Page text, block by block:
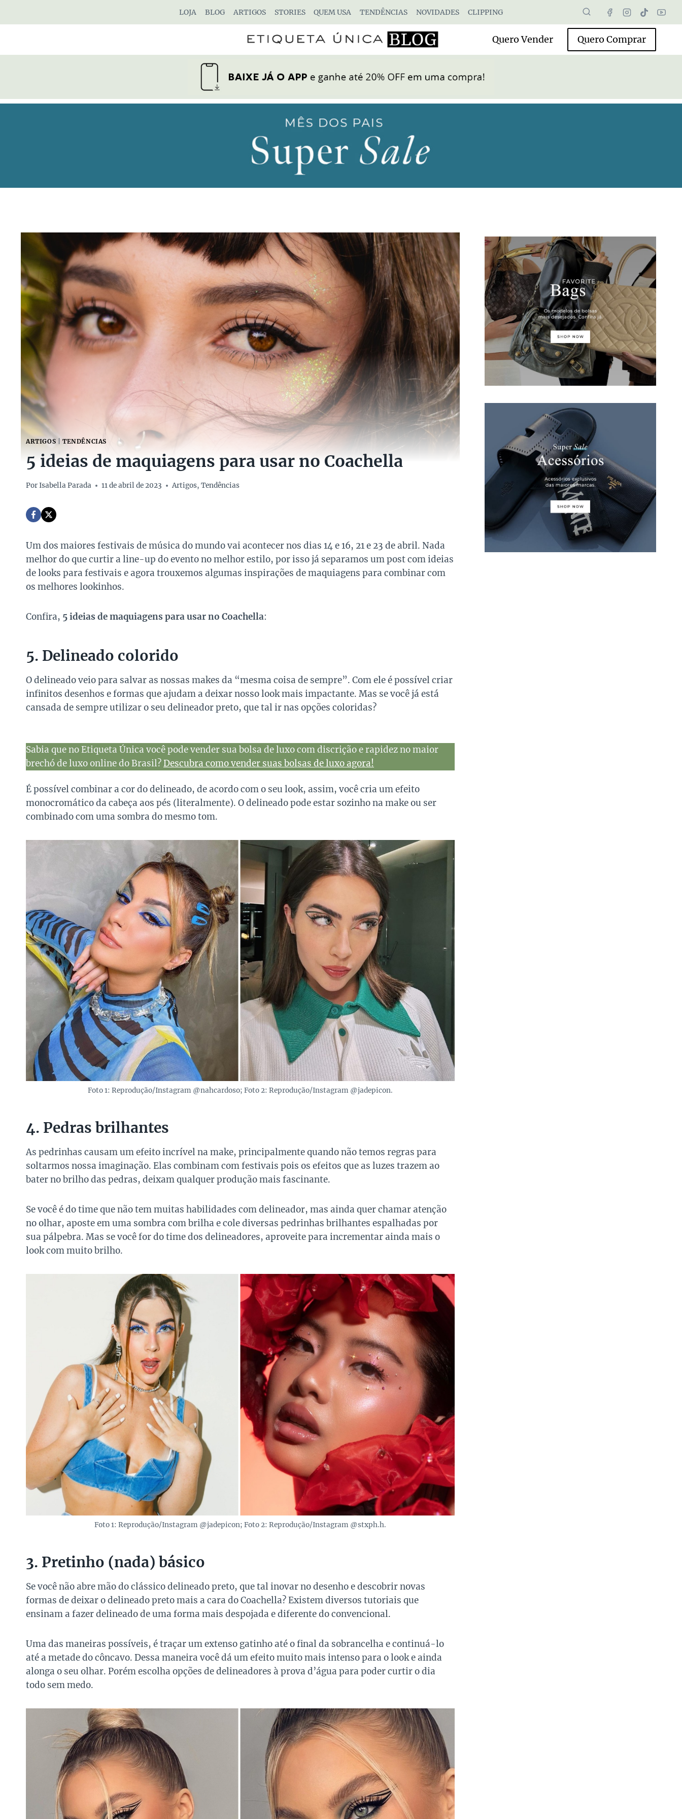
LOJA BLOG ARTIGOS STORIES QUEM USA TENDÊNCIAS NOVIDADES CLIPPING
Quero Vender Quero Comprar
ARTIGOS TENDÊNCIAS
5 ideias de maquiagens para usar no Coachella
PorIsabella Parada 11 de abril de 2023 Artigos,Tendências
Um dos maiores festivais de música do mundo vai acontecer nos dias 14 e 16, 21 e 23 de abril. Nada
melhor do que curtir a line-up do evento no melhor estilo, por isso já separamos um post com ideias
de looks para festivais e agora trouxemos algumas inspirações de maquiagens para combinar com
os melhores lookinhos.
Confira, 5 ideias de maquiagens para usar no Coachella:
5. Delineado colorido
O delineado veio para salvar as nossas makes da “mesma coisa de sempre”. Com ele é possível criar
infinitos desenhos e formas que ajudam a deixar nosso look mais impactante. Mas se você já está
cansada de sempre utilizar o seu delineador preto, que tal ir nas opções coloridas?
Sabia que no Etiqueta Única você pode vender sua bolsa de luxo com discrição e rapidez no maior
brechó de luxo online do Brasil?Descubra como vender suas bolsas de luxo agora!
É possível combinar a cor do delineado, de acordo com o seu look, assim, você cria um efeito
monocromático da cabeça aos pés (literalmente). O delineado pode estar sozinho na make ou ser
combinado com uma sombra do mesmo tom.
Foto 1: Reprodução/Instagram @nahcardoso; Foto 2: Reprodução/Instagram @jadepicon.
4. Pedras brilhantes
As pedrinhas causam um efeito incrível na make, principalmente quando não temos regras para
soltarmos nossa imaginação. Elas combinam com festivais pois os efeitos que as luzes trazem ao
bater no brilho das pedras, deixam qualquer produção mais fascinante.
Se você é do time que não tem muitas habilidades com delineador, mas ainda quer chamar atenção
no olhar, aposte em uma sombra com brilha e cole diversas pedrinhas brilhantes espalhadas por
sua pálpebra. Mas se você for do time dos delineadores, aproveite para incrementar ainda mais o
look com muito brilho.
Foto 1: Reprodução/Instagram @jadepicon; Foto 2: Reprodução/Instagram @stxph.h.
3. Pretinho (nada) básico
Se você não abre mão do clássico delineado preto, que tal inovar no desenho e descobrir novas
formas de deixar o delineado preto mais a cara do Coachella? Existem diversos tutoriais que
ensinam a fazer delineado de uma forma mais despojada e diferente do convencional.
Uma das maneiras possíveis, é traçar um extenso gatinho até o final da sobrancelha e continuá-lo
até a metade do côncavo. Dessa maneira você dá um efeito muito mais intenso para o look e ainda
alonga o seu olhar. Porém escolha opções de delineadores à prova d’água para poder curtir o dia
todo sem medo.